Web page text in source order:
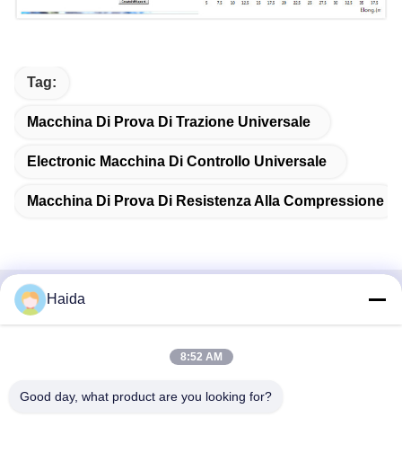
Tag:
Macchina Di Prova Di Trazione Universale
Electronic Macchina Di Controllo Universale
Macchina Di Prova Di Resistenza Alla Compressione
Contatto rapido
Digital, distretto di Nancheng, città di Dongguan, provincia
Haida
8:52 AM
Good day, what product are you looking for?